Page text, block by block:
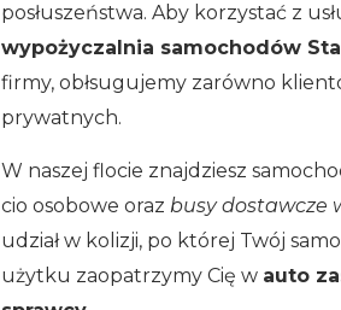
posłuszeństwa. Aby korzystać z
wypożyczalnia samochodów
firmy, obłsugujemy zarówno
prywatnych.
W naszej flocie znajdziesz
cio osobowe orazbusy dostawcze
udział w kolizji, po której Twój
użytku zaopatrzymy Cię w auto